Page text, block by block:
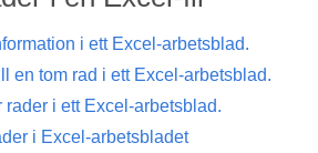
i ett Excel-arbetsblad.
en tom rad i ett Excel-arbetsblad.
rader i ett Excel-arbetsblad.
i Excel-arbetsbladet